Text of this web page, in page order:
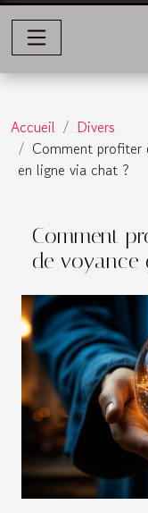
Accueil
Divers
Comment profiter
en ligne via chat ?
Comment
de voyance